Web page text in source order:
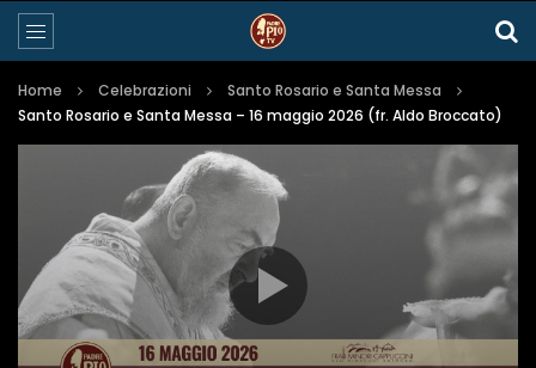
Home Celebrazioni
Santo Rosario e Santa Messa
Santo Rosario e Santa Messa – 16 maggio 2026 (fr. Aldo Broccato)